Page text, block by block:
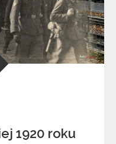
1920 roku